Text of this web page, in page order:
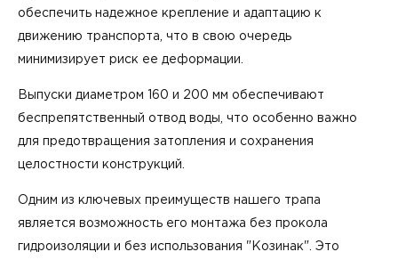
обеспечить надежное крепление и адаптацию к
движению транспорта, что в свою очередь
минимизирует риск ее деформации.
Выпуски диаметром 160 и 200 мм обеспечивают
беспрепятственный отвод воды, что особенно важно
для предотвращения затопления и сохранения
целостности конструкций.
Одним из ключевых преимуществ нашего трапа
является возможность его монтажа без прокола
гидроизоляции и без использования "Козинак". Это